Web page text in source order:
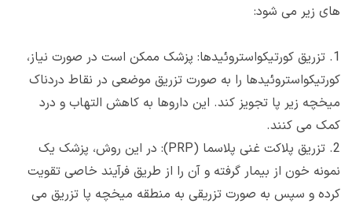
های زیر می شود:
1. تزریق کورتیکواستروئیدها: پزشک ممکن است در صورت نیاز،
کورتیکواستروئیدها را به صورت تزریق موضعی در نقاط دردناک
میخچه زیر پا تجویز کند. این داروها به کاهش التهاب و درد
کمک می کنند.
2.
تزریق پلاکت غنی پلاسما (PRP): در این روش، پزشک یک
نمونه خون از بیمار گرفته و آن را از طریق فرآیند خاصی تقویت
کرده و سپس به صورت تزریقی به منطقه میخچه پا تزریق می